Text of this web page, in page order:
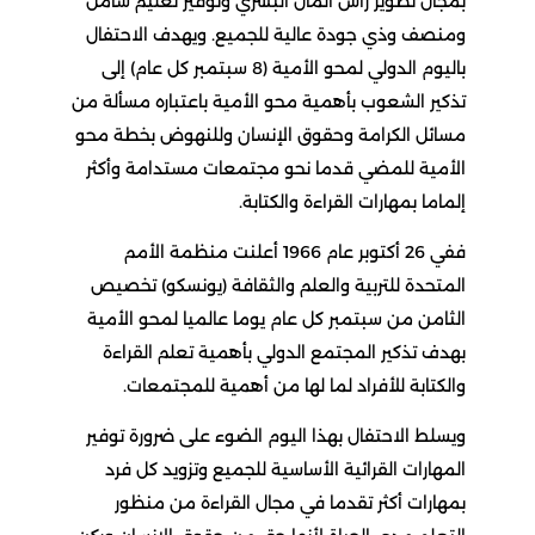
ومنصف وذي جودة عالية للجميع. ويهدف الاحتفال
باليوم الدولي لمحو الأمية (8 سبتمبر كل عام) إلى
تذكير الشعوب بأهمية محو الأمية باعتباره مسألة من
مسائل الكرامة وحقوق الإنسان وللنهوض بخطة محو
الأمية للمضي قدما نحو مجتمعات مستدامة وأكثر
إلماما بمهارات القراءة والكتابة.
ففي 26 أكتوبر عام 1966 أعلنت منظمة الأمم
المتحدة للتربية والعلم والثقافة (يونسكو) تخصيص
الثامن من سبتمبر كل عام يوما عالميا لمحو الأمية
بهدف تذكير المجتمع الدولي بأهمية تعلم القراءة
والكتابة للأفراد لما لها من أهمية للمجتمعات.
ويسلط الاحتفال بهذا اليوم الضوء على ضرورة توفير
المهارات القرائية الأساسية للجميع وتزويد كل فرد
بمهارات أكثر تقدما في مجال القراءة من منظور